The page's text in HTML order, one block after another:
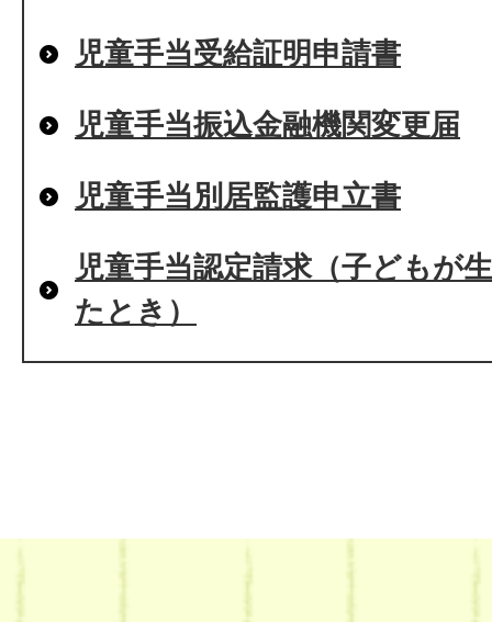
児童手当受給証明申請書
児童手当振込金融機関変更届
児童手当別居監護申立書
児童手当認定請求（子どもが
たとき）